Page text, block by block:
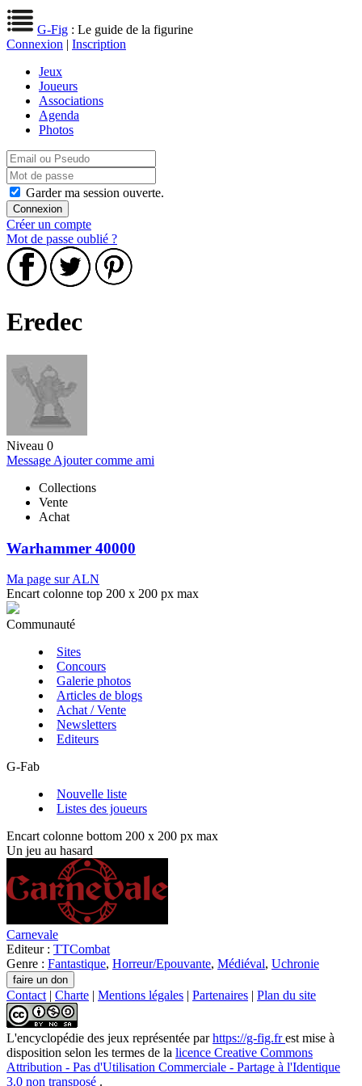
G-Fig : Le guide de la figurine
Connexion | Inscription
Jeux
Joueurs
Associations
Agenda
Photos
Garder ma session ouverte.
Créer un compte
Mot de passe oublié ?
Eredec
Niveau 0
Message Ajouter comme ami
Collections
Vente
Achat
Warhammer 40000
Ma page sur ALN
Encart colonne top 200 x 200 px max
Communauté
Sites
Concours
Galerie photos
Articles de blogs
Achat / Vente
Newsletters
Editeurs
G-Fab
Nouvelle liste
Listes des joueurs
Encart colonne bottom 200 x 200 px max
Un jeu au hasard
Carnevale
Editeur : TTCombat
Genre : Fantastique, Horreur/Epouvante, Médiéval, Uchronie
Contact | Charte | Mentions légales | Partenaires | Plan du site
L'encyclopédie des jeux représentée parhttps://g-fig.frest mise à
disposition selon les termes de la licence Creative Commons
Attribution - Pas d'Utilisation Commerciale - Partage à l'Identique
3.0 non transposé .